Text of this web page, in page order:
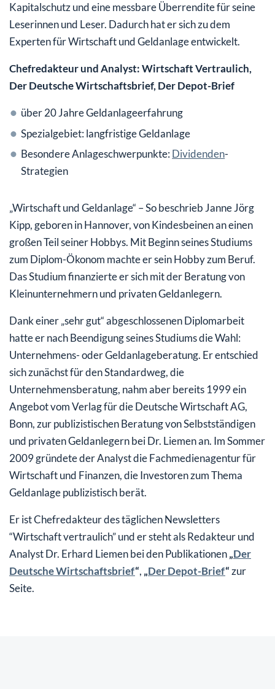
Kapitalschutz und eine messbare Überrendite für seine
Leserinnen und Leser. Dadurch hat er sich zu dem
Experten für Wirtschaft und Geldanlage entwickelt.
Chefredakteur und Analyst: Wirtschaft Vertraulich,
Der Deutsche Wirtschaftsbrief, Der Depot-Brief
über 20 Jahre Geldanlageerfahrung
Spezialgebiet: langfristige Geldanlage
Besondere Anlageschwerpunkte: Dividenden-
Strategien
„Wirtschaft und Geldanlage“ – So beschrieb Janne Jörg
Kipp, geboren in Hannover, von Kindesbeinen an einen
großen Teil seiner Hobbys. Mit Beginn seines Studiums
zum Diplom-Ökonom machte er sein Hobby zum Beruf.
Das Studium finanzierte er sich mit der Beratung von
Kleinunternehmern und privaten Geldanlegern.
Dank einer „sehr gut“ abgeschlossenen Diplomarbeit
hatte er nach Beendigung seines Studiums die Wahl:
Unternehmens- oder Geldanlageberatung. Er entschied
sich zunächst für den Standardweg, die
Unternehmensberatung, nahm aber bereits 1999 ein
Angebot vom Verlag für die Deutsche Wirtschaft AG,
Bonn, zur publizistischen Beratung von Selbstständigen
und privaten Geldanlegern bei Dr. Liemen an. Im Sommer
2009 gründete der Analyst die Fachmedienagentur für
Wirtschaft und Finanzen, die Investoren zum Thema
Geldanlage publizistisch berät.
Er ist Chefredakteur des täglichen Newsletters
“Wirtschaft vertraulich” und er steht als Redakteur und
Analyst Dr. Erhard Liemen bei den Publikationen„Der
Deutsche Wirtschaftsbrief“, „Der Depot-Brief“zur
Seite.